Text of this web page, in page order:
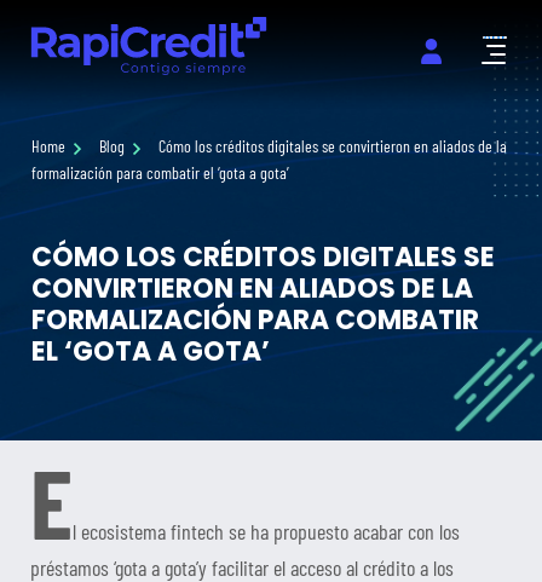
Abrir
CÓMO LOS CRÉDITOS DIGITALES SE
CONVIRTIERON EN ALIADOS DE LA
FORMALIZACIÓN PARA COMBATIR
EL ‘GOTA A GOTA’
Home Blog
Cómo los créditos digitales se convirtieron en aliados de la
formalización para combatir el ‘gota a gota’
El ecosistema fintech se ha propuesto acabar con los
préstamos ‘gota a gota’y facilitar el acceso al crédito a los